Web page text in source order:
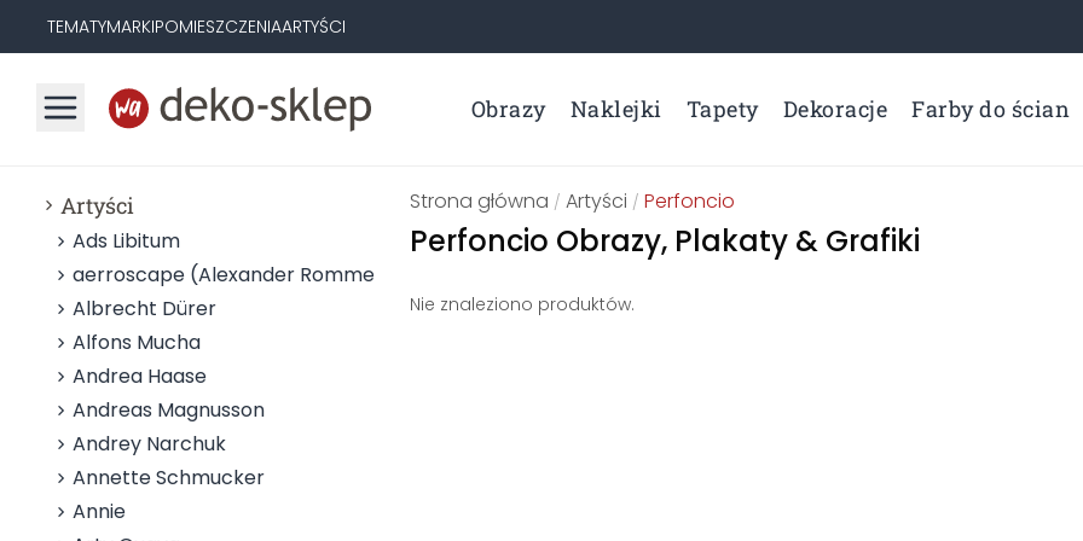
TEMATYMARKIPOMIESZCZENIAARTYŚCI
Obrazy Naklejki Tapety Dekoracje Farby do ścian
Artyści
Ads Libitum
aerroscape (Alexander Rommel)
Albrecht Dürer
Alfons Mucha
Andrea Haase
Andreas Magnusson
Andrey Narchuk
Annette Schmucker
Annie
Strona główna /Artyści / Perfoncio
Perfoncio Obrazy, Plakaty & Grafiki
Nie znaleziono produktów.